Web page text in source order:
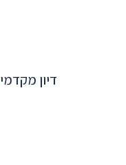
דיון מקדמי